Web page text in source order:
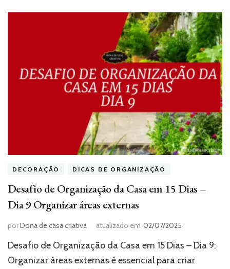
DECORAÇÃO DICAS DE ORGANIZAÇÃO
Desafio de Organização da Casa em 15 Dias –
Dia 9 Organizar áreas externas
porDona de casa criativa atualizado em 02/07/2025
Desafio de Organização da Casa em 15 Dias – Dia 9:
Organizar áreas externas é essencial para criar